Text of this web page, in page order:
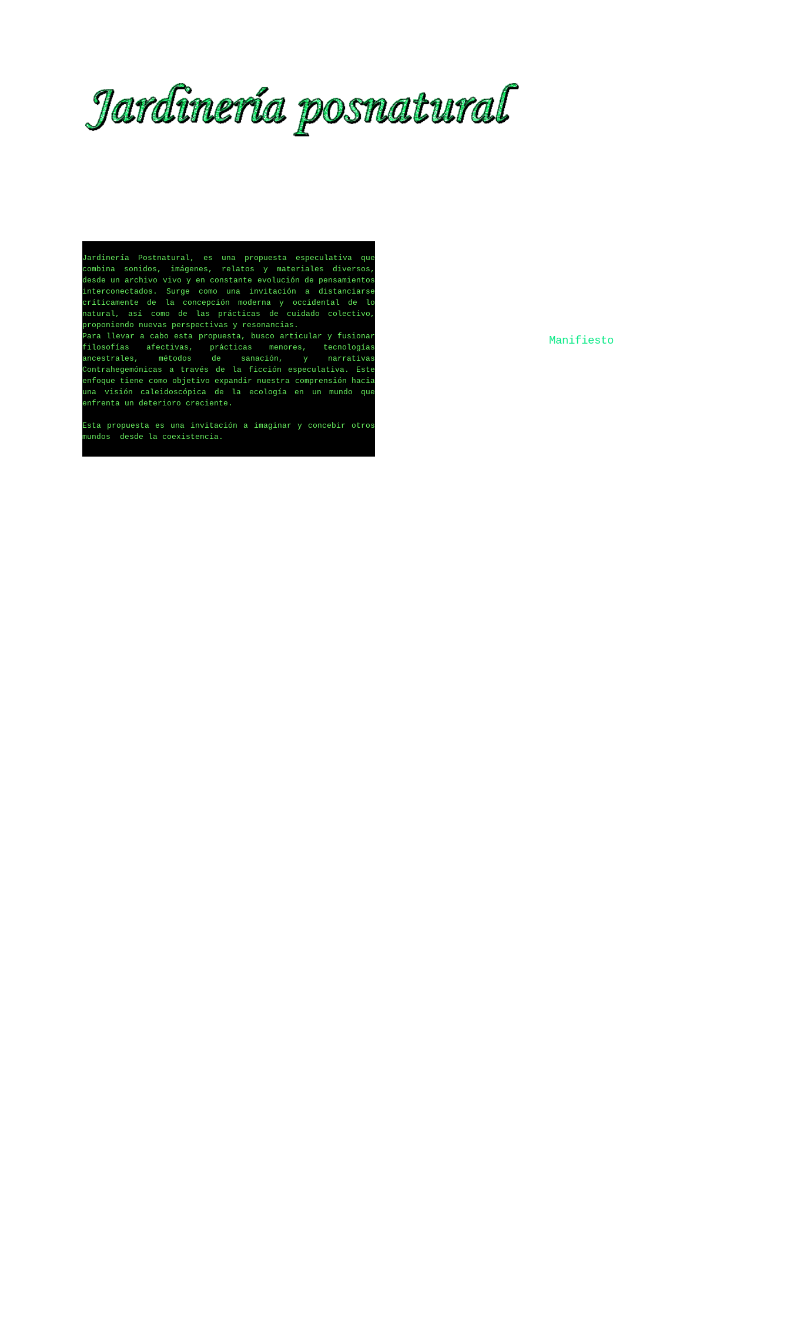
Jardinería Postnatural, es una propuesta especulativa que
combina sonidos, imágenes, relatos y materiales diversos,
desde un archivo vivo y en constante evolución de pensamientos
interconectados. Surge como una invitación a distanciarse
críticamente de la concepción moderna y occidental de lo
natural, así como de las prácticas de cuidado colectivo,
proponiendo nuevas perspectivas y resonancias.
Para llevar a cabo esta propuesta, busco articular y fusionar
filosofías afectivas, prácticas menores, tecnologías
ancestrales, métodos de sanación, y narrativas
Contrahegemónicas a través de la ficción especulativa. Este
enfoque tiene como objetivo expandir nuestra comprensión hacia
una visión caleidoscópica de la ecología en un mundo que
enfrenta un deterioro creciente.
Esta propuesta es una invitación a imaginar y concebir otros
mundos desde la coexistencia.
Manifiesto